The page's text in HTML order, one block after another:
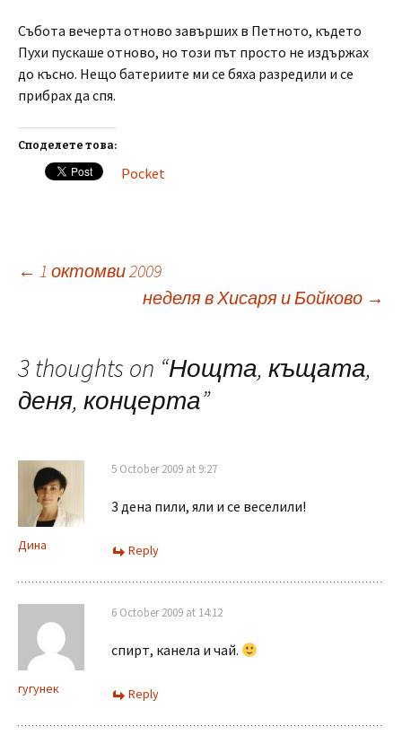
Събота вечерта отново завърших в Петното, където
Пухи пускаше отново, но този път просто не издържах
до късно. Нещо батериите ми се бяха разредили и се
прибрах да спя.
Споделете това:
Pocket
Post
← 1 октомви 2009
неделя в Хисаря и Бойково →
3 thoughts on “Нощта, къщата,
деня, концерта”
Дина
5 October 2009 at 9:27
3 дена пили, яли и се веселили!
Reply
гугунек
6 October 2009 at 14:12
спирт, канела и чай.
Reply